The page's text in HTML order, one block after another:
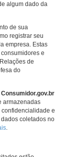
algum dado da
de sua
registrar seu
empresa. Estas
e
de
do
Consumidor.gov.br
armazenadas
e
coletados no
.